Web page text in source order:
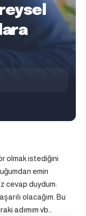
olmak istediğini
emin
cevap duydum:
olacağım. Bu
adımım vb…